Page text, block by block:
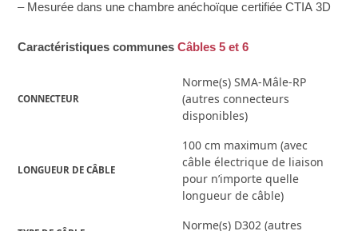
– Mesurée dans une chambre anéchoïque certifiée CTIA 3D
Caractéristiques communesCâbles 5 et 6
CONNECTEUR
Norme(s) SMA-Mâle-RP
(autres connecteurs
disponibles)
LONGUEUR DE CÂBLE
100 cm maximum (avec
câble électrique de liaison
pour n’importe quelle
longueur de câble)
Norme(s) D302 (autres